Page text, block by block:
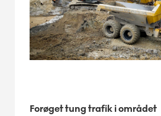
Forøget tung trafik i området